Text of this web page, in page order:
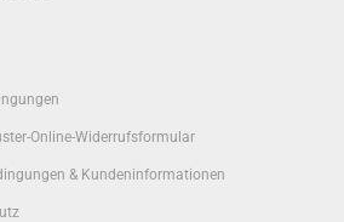
Online-Widerrufsformular
& Kundeninformationen